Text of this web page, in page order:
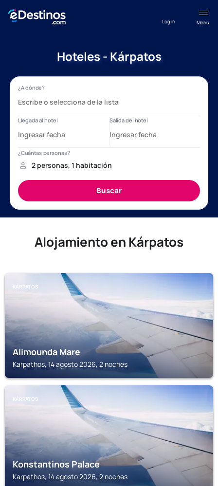
Menú
Log in
Hoteles - Kárpatos
Alojamiento en Kárpatos
KÁRPATOS
Alimounda Mare
Karpathos, 14 agosto 2026, 2 noches
KÁRPATOS
Konstantinos Palace
Karpathos, 14 agosto 2026, 2 noches